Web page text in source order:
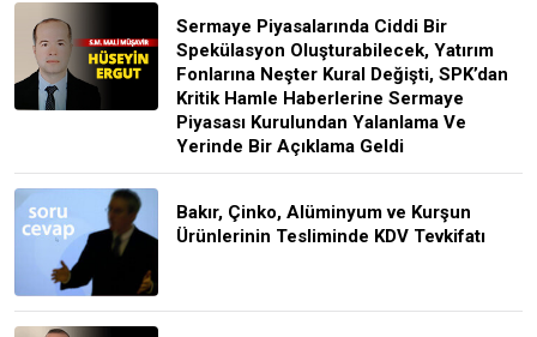
Sermaye Piyasalarında Ciddi Bir
Spekülasyon Oluşturabilecek, Yatırım
Fonlarına Neşter Kural Değişti, SPK’dan
Kritik Hamle Haberlerine Sermaye
Piyasası Kurulundan Yalanlama Ve
Yerinde Bir Açıklama Geldi
Bakır, Çinko, Alüminyum ve Kurşun
Ürünlerinin Tesliminde KDV Tevkifatı